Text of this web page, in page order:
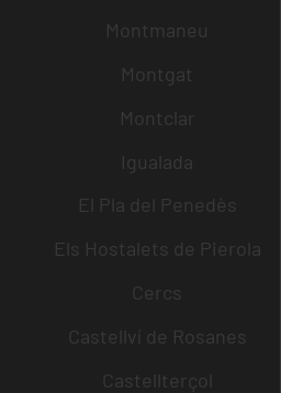
Montmaneu
Montgat
Montclar
Igualada
El Pla del Penedès
Els Hostalets de Pierola
Cercs
Castellví de Rosanes
Castellterçol